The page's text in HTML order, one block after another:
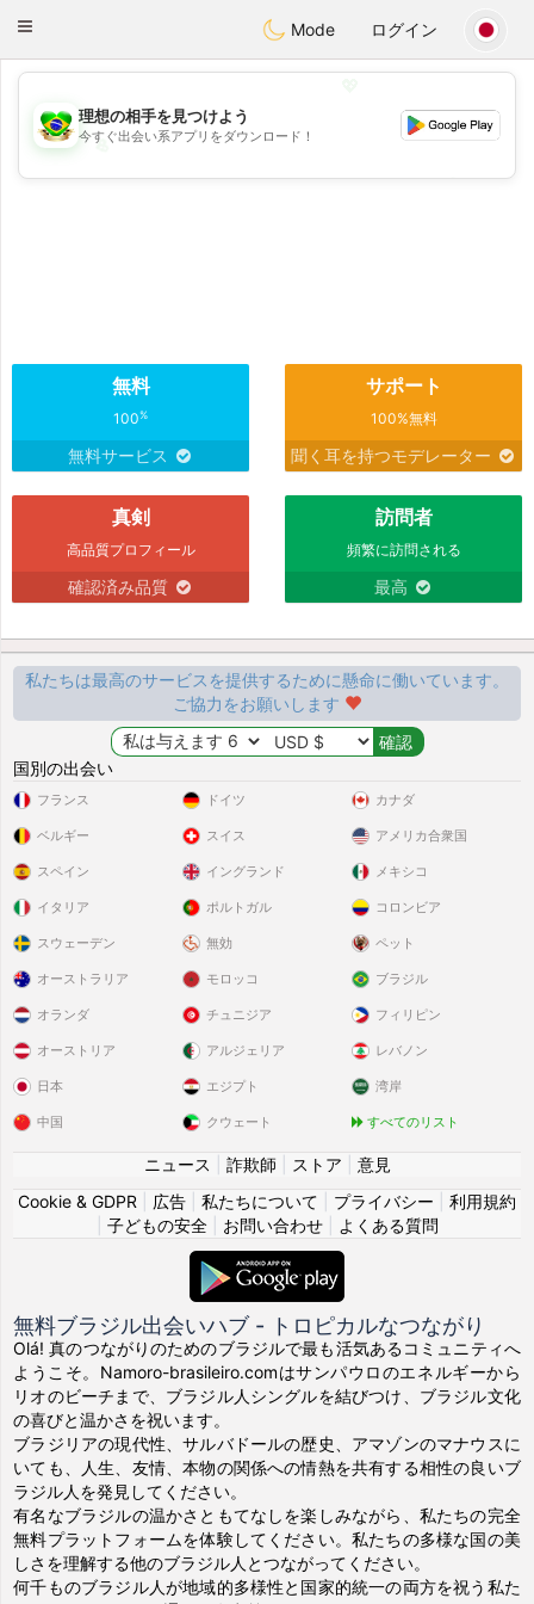
Conversar
Toggle
Mode ログイン
💖
💕
理想の相手を見つけよう
今すぐ出会い系アプリをダウンロード！
無料
100%
無料サービス
サポート
100%無料
聞く耳を持つモデレーター
真剣
高品質プロフィール
確認済み品質
訪問者
頻繁に訪問される
最高
私たちは最高のサービスを提供するために懸命に働いています。
ご協力をお願いします
国別の出会い
フランス
ベルギー
スペイン
イタリア
スウェーデン
ドイツ
スイス
イングランド
ポルトガル
無効
カナダ
アメリカ合衆国
メキシコ
コロンビア
ペット
オーストラリア
オランダ
オーストリア
日本
中国
モロッコ
チュニジア
アルジェリア
エジプト
クウェート
ブラジル
フィリピン
レバノン
湾岸
すべてのリスト
ニュース 詐欺師 ストア
意見
Cookie & GDPR
広告 私たちについて プライバシー
利用規約
子どもの安全| お問い合わせ| よくある質問
無料ブラジル出会いハブ - トロピカルなつながり
Olá! 真のつながりのためのブラジルで最も活気あるコミュニティへ
ようこそ。Namoro-brasileiro.comはサンパウロのエネルギーから
リオのビーチまで、ブラジル人シングルを結びつけ、ブラジル文化
の喜びと温かさを祝います。
ブラジリアの現代性、サルバドールの歴史、アマゾンのマナウスに
いても、人生、友情、本物の関係への情熱を共有する相性の良いブ
ラジル人を発見してください。
有名なブラジルの温かさともてなしを楽しみながら、私たちの完全
無料プラットフォームを体験してください。私たちの多様な国の美
しさを理解する他のブラジル人とつながってください。
何千ものブラジル人が地域的多様性と国家的統一の両方を祝う私た